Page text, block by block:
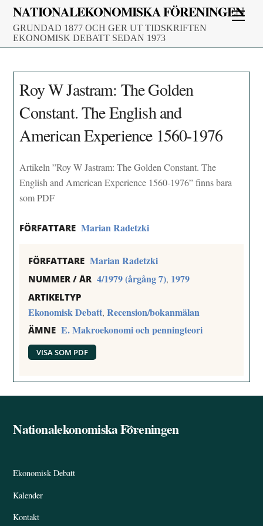
Skip
content
NATIONALEKONOMISKA FÖRENINGEN
GRUNDAD 1877 OCH GER UT TIDSKRIFTEN
EKONOMISK DEBATT SEDAN 1973
Roy W Jastram: The Golden
Constant. The English and
American Experience 1560-1976
Artikeln ”Roy W Jastram: The Golden Constant. The
English and American Experience 1560-1976” finns bara
som PDF
FÖRFATTARE Marian Radetzki
FÖRFATTARE Marian Radetzki
NUMMER / ÅR 4/1979 (årgång 7), 1979
ARTIKELTYP
Ekonomisk Debatt,Recension/bokanmälan
ÄMNE E. Makroekonomi och penningteori
VISA SOM PDF
Back
Nationalekonomiska Föreningen
Ekonomisk Debatt
Kalender
Kontakt